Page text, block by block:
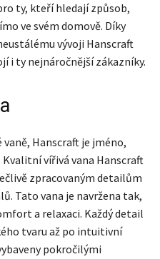
ty, kteří hledají způsob,
ve svém domově. Díky
vývoji Hanscraft
i ty nejnáročnější zákazníky.
Hanscraft je jméno,
vířivá vana Hanscraft
zpracovaným detailům
Tato vana je navržena tak,
a relaxaci. Každý detail
tvaru až po intuitivní
pokročilými